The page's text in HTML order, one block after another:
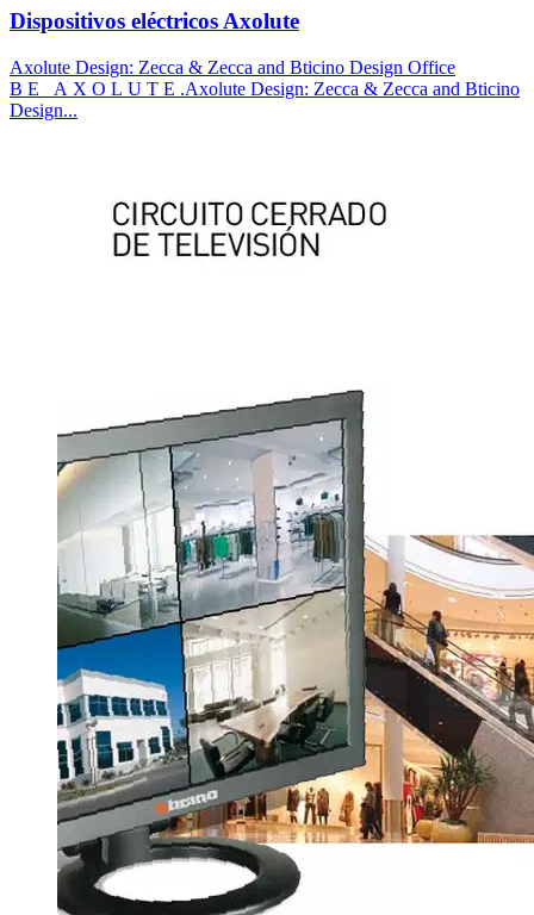
Dispositivos eléctricos Axolute
Axolute Design: Zecca & Zecca and Bticino Design Office
B E A X O L U T E .Axolute Design: Zecca & Zecca and Bticino
Design...